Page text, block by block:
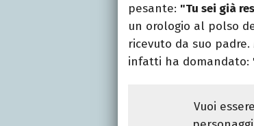
pesante: "Tu sei già
un orologio al polso
ricevuto da suo
infatti ha domandato:
Vuoi